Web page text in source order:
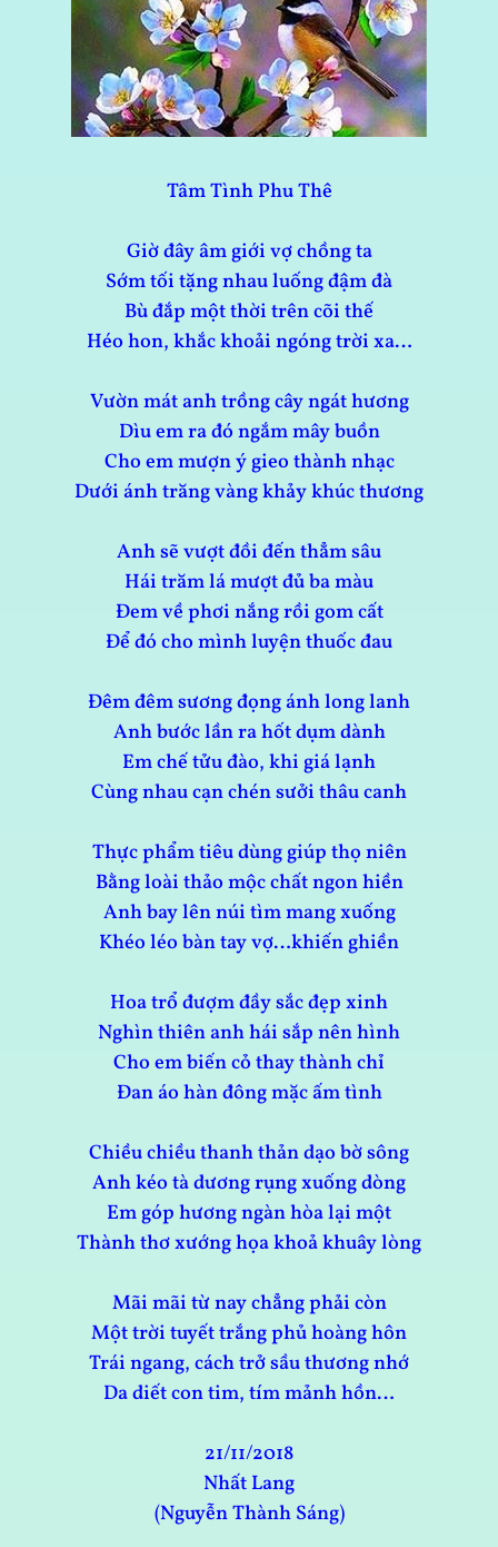
Tâm Tình Phu Thê
Giờ đây âm giới vợ chồng ta
Sớm tối tặng nhau luống đậm đà
Bù đắp một thời trên cõi thế
Héo hon, khắc khoải ngóng trời xa…
Vườn mát anh trồng cây ngát hương
Dìu em ra đó ngắm mây buồn
Cho em mượn ý gieo thành nhạc
Dưới ánh trăng vàng khảy khúc thương
Anh sẽ vượt đồi đến thẳm sâu
Hái trăm lá mượt đủ ba màu
Đem về phơi nắng rồi gom cất
Để đó cho mình luyện thuốc đau
Đêm đêm sương đọng ánh long lanh
Anh bước lần ra hốt dụm dành
Em chế tửu đào, khi giá lạnh
Cùng nhau cạn chén sưởi thâu canh
Thực phẩm tiêu dùng giúp thọ niên
Bằng loài thảo mộc chất ngon hiền
Anh bay lên núi tìm mang xuống
Khéo léo bàn tay vợ…khiến ghiền
Hoa trổ đượm đầy sắc đẹp xinh
Nghìn thiên anh hái sắp nên hình
Cho em biến cỏ thay thành chỉ
Đan áo hàn đông mặc ấm tình
Chiều chiều thanh thản dạo bờ sông
Anh kéo tà dương rụng xuống dòng
Em góp hương ngàn hòa lại một
Thành thơ xướng họa khoả khuây lòng
Mãi mãi từ nay chẳng phải còn
Một trời tuyết trắng phủ hoàng hôn
Trái ngang, cách trở sầu thương nhớ
Da diết con tim, tím mảnh hồn…
21/11/2018
Nhất Lang
(Nguyễn Thành Sáng)